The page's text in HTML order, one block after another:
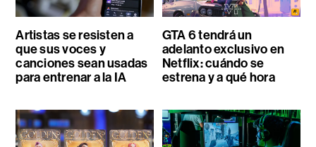
Artistas se resisten a
que sus voces y
canciones sean usadas
para entrenar a la IA
GTA 6 tendrá un
adelanto exclusivo en
Netflix: cuándo se
estrena y a qué hora